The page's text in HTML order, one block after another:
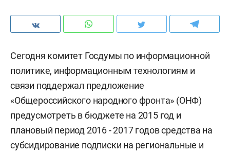
Сегодня комитет Госдумы по информационной
политике, информационным технологиям и
связи поддержал предложение
«Общероссийского народного фронта» (ОНФ)
предусмотреть в бюджете на 2015 год и
плановый период 2016 - 2017 годов средства на
субсидирование подписки на региональные и